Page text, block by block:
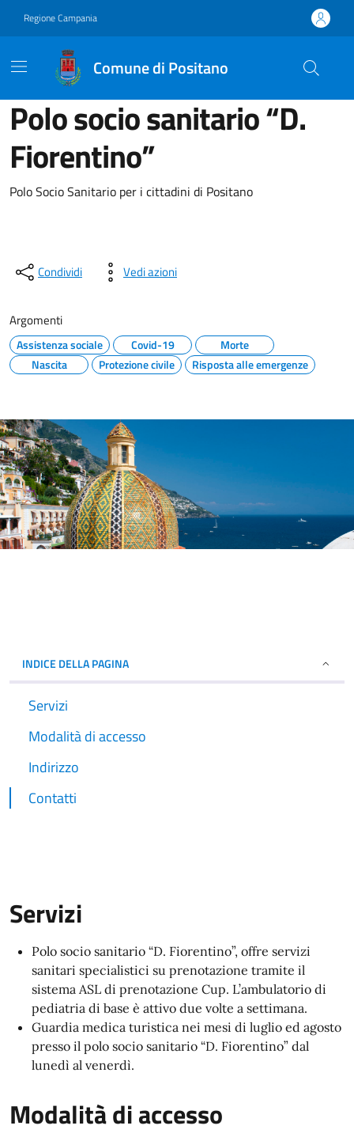
Regione Campania
Comune di Positano
Polo socio sanitario “D.
Fiorentino”
Polo Socio Sanitario per i cittadini di Positano
Condividi Vedi azioni
Argomenti
Assistenza sociale Covid-19
Morte
Nascita
Protezione civile Risposta alle emergenze
INDICE DELLA PAGINA
Servizi
Modalità di accesso
Indirizzo
Contatti
Servizi
Polo socio sanitario “D. Fiorentino”, offre servizi
sanitari specialistici su prenotazione tramite il
sistema ASL di prenotazione Cup. L’ambulatorio di
pediatria di base è attivo due volte a settimana.
Guardia medica turistica nei mesi di luglio ed agosto
presso il polo socio sanitario “D. Fiorentino” dal
lunedì al venerdì.
Modalità di accesso